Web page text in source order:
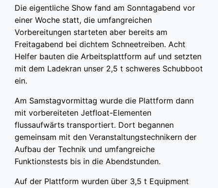
Die eigentliche Show fand am Sonntagabend vor
einer Woche statt, die umfangreichen
Vorbereitungen starteten aber bereits am
Freitagabend bei dichtem Schneetreiben. Acht
Helfer bauten die Arbeitsplattform auf und setzten
mit dem Ladekran unser 2,5 t schweres Schubboot
ein.
Am Samstagvormittag wurde die Plattform dann
mit vorbereiteten Jetfloat-Elementen
flussaufwärts transportiert. Dort begannen
gemeinsam mit den Veranstaltungstechnikern der
Aufbau der Technik und umfangreiche
Funktionstests bis in die Abendstunden.
Auf der Plattform wurden über 3,5 t Equipment